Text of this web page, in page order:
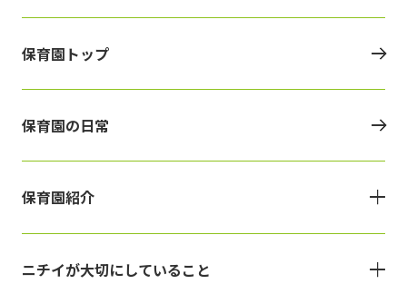
保育園トップ
保育園の日常
保育園紹介
ニチイが大切にしていること